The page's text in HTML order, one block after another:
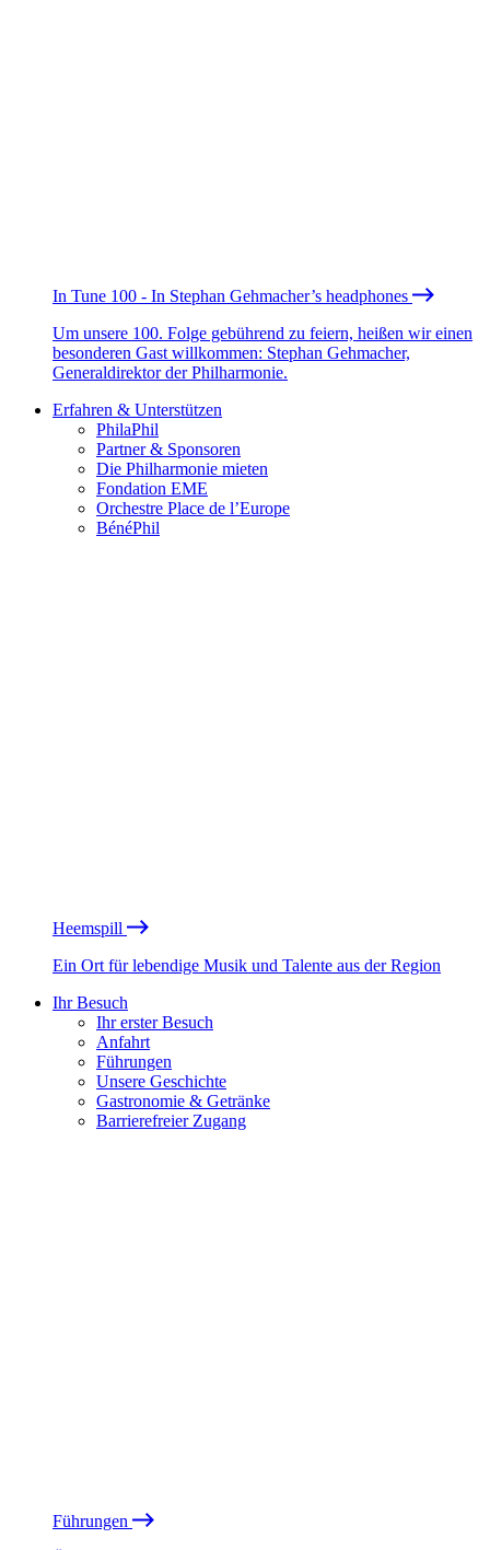
In Tune 100 - In Stephan Gehmacher’s headphones
Um unsere 100. Folge gebührend zu feiern, heißen wir einen
besonderen Gast willkommen: Stephan Gehmacher,
Generaldirektor der Philharmonie.
Erfahren & Unterstützen
PhilaPhil
Partner & Sponsoren
Die Philharmonie mieten
Fondation EME
Orchestre Place de l’Europe
BénéPhil
Heemspill
Ein Ort für lebendige Musik und Talente aus der Region
Ihr Besuch
Ihr erster Besuch
Anfahrt
Führungen
Unsere Geschichte
Gastronomie & Getränke
Barrierefreier Zugang
Führungen